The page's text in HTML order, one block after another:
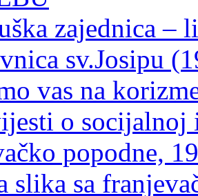
zajednica –
sv.Josipu
vas na
o
popodne,
slika sa